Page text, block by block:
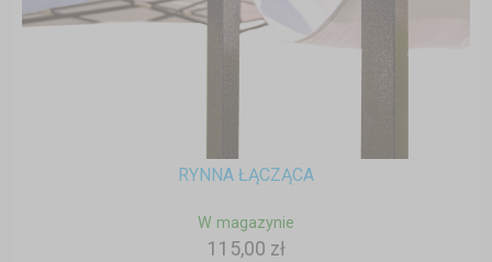
RYNNA ŁĄCZĄCA
W magazynie
115,00 zł